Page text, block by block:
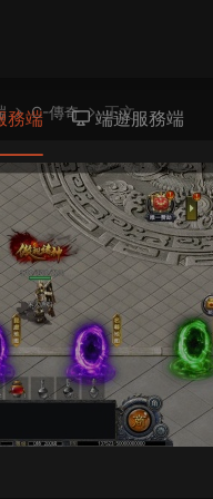
務端 端遊服務端
C-傳奇 正文